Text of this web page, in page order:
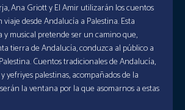
Ana Griott y El Amir utilizarán los cuentos
desde Andalucía a Palestina. Esta
y musical pretende ser un camino que,
tierra de Andalucía, conduzca al público a
Cuentos tradicionales de Andalucía,
yefriyes palestinas, acompañados de la
la ventana por la que asomarnos a estas